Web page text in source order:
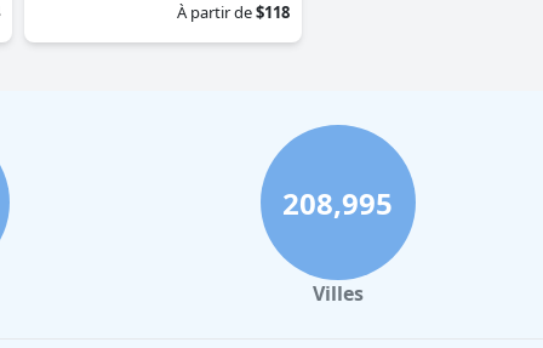
À partir de$118
208,995
Villes